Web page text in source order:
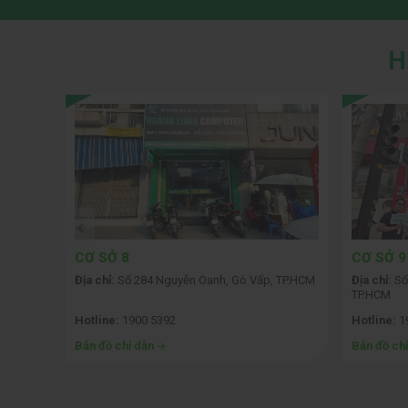
CƠ SỞ 8
Địa chỉ: Số 284 Nguyễn Oanh, Gò Vấp, TP.HCM
Hotline: 1900 5392
Bản đồ chỉ dẫn
CƠ SỞ 9
Địa chỉ:
TP.HCM
Hotline:
Bản đồ